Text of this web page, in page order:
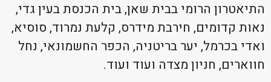
התיאטרון הרומי בבית שאן, בית הכנסת בעין גדי,
נאות קדומים, חירבת מידרס, קלעת נמרוד, סוסיא,
ואדי בכרמל, יער בריטניה, הכפר החשמונאי, נחל
חווארים, חניון מצדה ועוד ועוד.